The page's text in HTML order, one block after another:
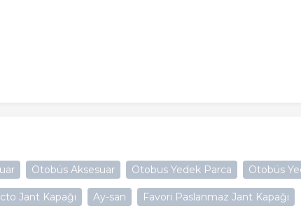
Otobüs Aksesuar Otobus Yedek Parca Otobüs
Jant Kapağı Ay-san Favori Paslanmaz Jant Kapağı